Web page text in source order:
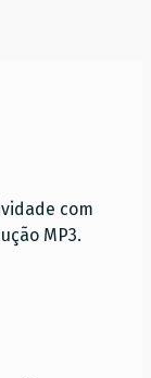
com
MP3.